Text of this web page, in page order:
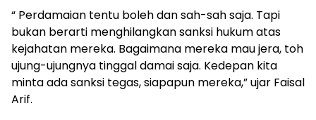
“ Perdamaian tentu boleh dan sah-sah saja. Tapi
bukan berarti menghilangkan sanksi hukum atas
kejahatan mereka. Bagaimana mereka mau jera, toh
ujung-ujungnya tinggal damai saja. Kedepan kita
minta ada sanksi tegas, siapapun mereka,” ujar Faisal
Arif.